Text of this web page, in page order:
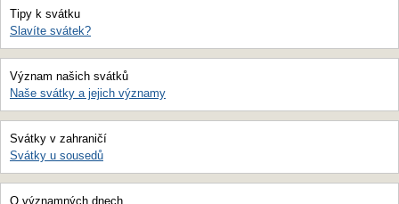
Tipy k svátku
Slavíte svátek?
Význam našich svátků
Naše svátky a jejich významy
Svátky v zahraničí
Svátky u sousedů
O významných dnech